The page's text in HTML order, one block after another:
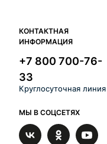
КОНТАКТНАЯ
ИНФОРМАЦИЯ
+7 800 700-76-
33
Круглосуточная линия
МЫ В СОЦСЕТЯХ